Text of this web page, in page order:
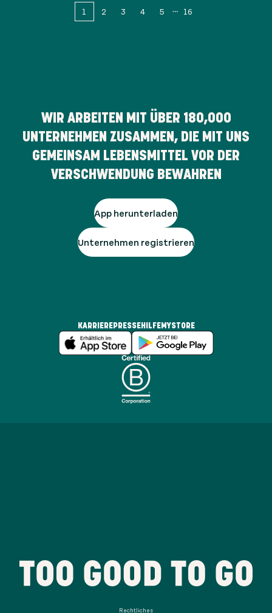
1 2 3 4 5 16
WIR ARBEITEN MIT ÜBER 180,000
UNTERNEHMEN ZUSAMMEN, DIE MIT UNS
GEMEINSAM LEBENSMITTEL VOR DER
VERSCHWENDUNG BEWAHREN
App herunterladen
Unternehmen registrieren
KARRIEREPRESSEHILFEMYSTORE
Rechtliches